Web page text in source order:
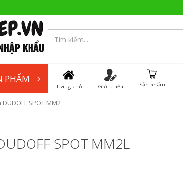
PHẨM
Trang chủ Giới thiệu Sản phẩm
SPOT MM2L
SPOT MM2L